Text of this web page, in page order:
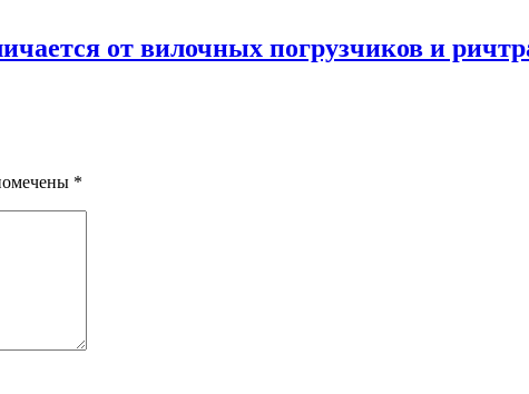
от вилочных погрузчиков и
*